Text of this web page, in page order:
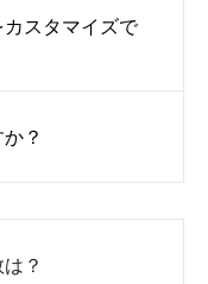
スタマイズで
？
？